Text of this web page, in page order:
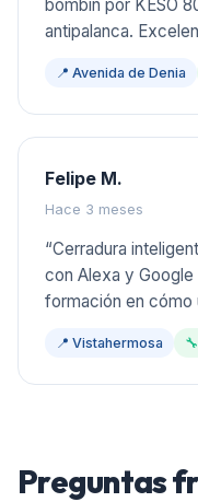
bombín por KESO
antipalanca.
📍 Avenida de Denia
Felipe M.
Hace 3 meses
“Cerradura
con Alexa y
formación en cómo
📍 Vistahermosa 🔧
Preguntas